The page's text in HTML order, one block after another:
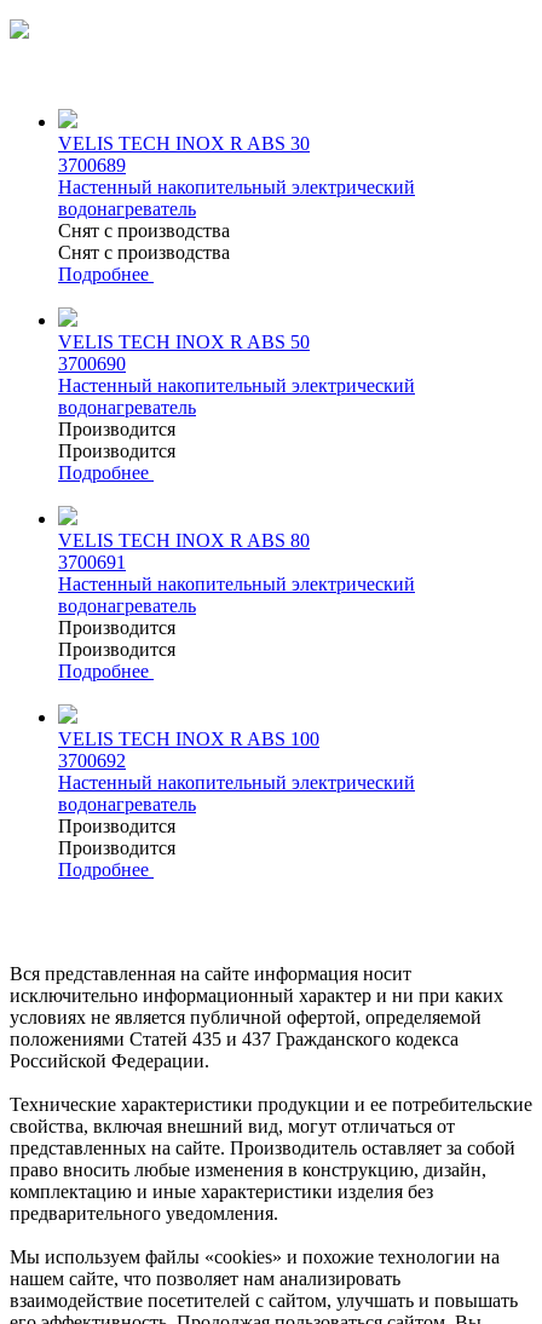
VELIS TECH INOX R ABS 30
3700689
Настенный накопительный электрический
водонагреватель
Снят с производства
Снят с производства
Подробнее
VELIS TECH INOX R ABS 50
3700690
Настенный накопительный электрический
водонагреватель
Производится
Производится
Подробнее
VELIS TECH INOX R ABS 80
3700691
Настенный накопительный электрический
водонагреватель
Производится
Производится
Подробнее
VELIS TECH INOX R ABS 100
3700692
Настенный накопительный электрический
водонагреватель
Производится
Производится
Подробнее
Вся представленная на сайте информация носит
исключительно информационный характер и ни при каких
условиях не является публичной офертой, определяемой
положениями Статей 435 и 437 Гражданского кодекса
Российской Федерации.
Технические характеристики продукции и ее потребительские
свойства, включая внешний вид, могут отличаться от
представленных на сайте. Производитель оставляет за собой
право вносить любые изменения в конструкцию, дизайн,
комплектацию и иные характеристики изделия без
предварительного уведомления.
Мы используем файлы «cookies» и похожие технологии на
нашем сайте, что позволяет нам анализировать
взаимодействие посетителей с сайтом, улучшать и повышать